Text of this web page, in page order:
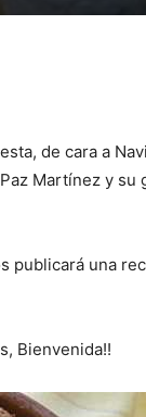
de cara a
Martínez y su
publicará una
Bienvenida!!